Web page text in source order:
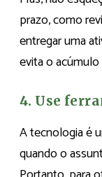
prazo, como
entregar uma
evita o
4. Use
A tecnologia é
quando o